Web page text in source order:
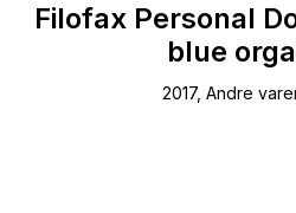
Pokemon
Fury Bound - Sable
Filofax Personal
blue
2017, Andre